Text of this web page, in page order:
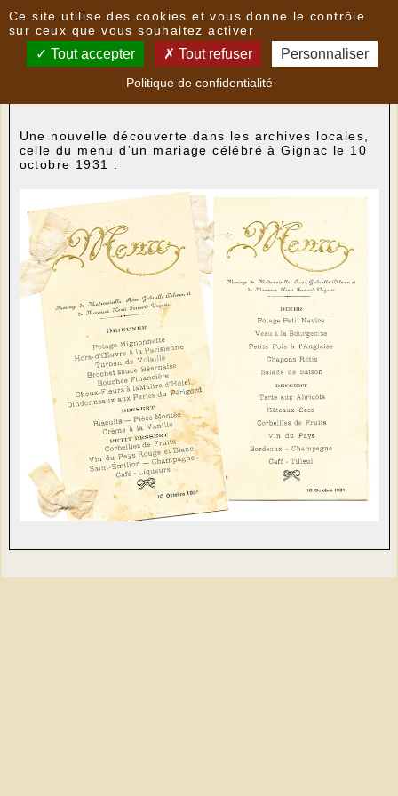
Nouvelles
Menu de mariage (1931) - le16/11/2022 09:27
Une nouvelle découverte dans les archives locales,
celle du menu d'un mariage célébré à Gignac le 10
octobre 1931 :
Ce site utilise des cookies et vous donne le contrôle
sur ceux que vous souhaitez activer
Tout accepter Tout refuser Personnaliser
Politique de confidentialité